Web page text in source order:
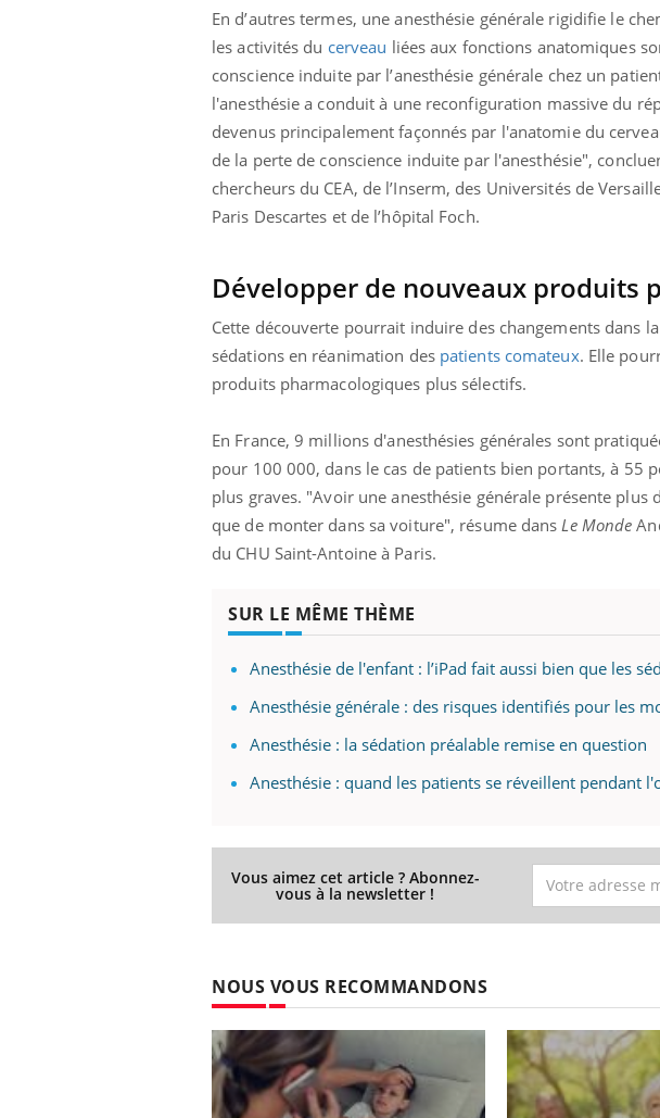
En d’autres termes, une anesthésie générale rigidifie le
les activités du cerveau liées aux fonctions anatomiques
conscience induite par l’anesthésie générale chez un
l'anesthésie a conduit à une reconfiguration massive du
devenus principalement façonnés par l'anatomie du
de la perte de conscience induite par l'anesthésie",
chercheurs du CEA, de l’Inserm, des Universités de
Paris Descartes et de l’hôpital Foch.
Développer de nouveaux produits
Cette découverte pourrait induire des changements dans
sédations en réanimation des patients comateux. Elle
produits pharmacologiques plus sélectifs.
En France, 9 millions d'anesthésies générales sont
pour 100 000, dans le cas de patients bien portants, à 55
plus graves. "Avoir une anesthésie générale présente
que de monter dans sa voiture", résume dans Le Monde
du CHU Saint-Antoine à Paris.
SUR LE MÊME THÈME
Anesthésie de l'enfant : l’iPad fait aussi bien que les
Anesthésie générale : des risques identifiés pour les
Anesthésie : la sédation préalable remise en question
Anesthésie : quand les patients se réveillent pendant
Vous aimez cet article ? Abonnez-
vous à la newsletter !
NOUS VOUS RECOMMANDONS